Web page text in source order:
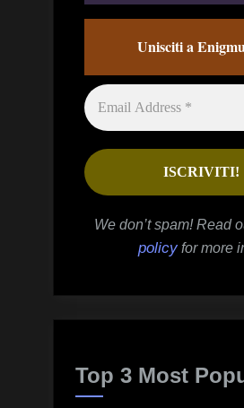
Unisciti a
We don’t spam! Read
policyfor more
Top 3 Most